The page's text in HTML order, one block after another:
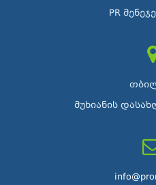
PR
მუხიანის